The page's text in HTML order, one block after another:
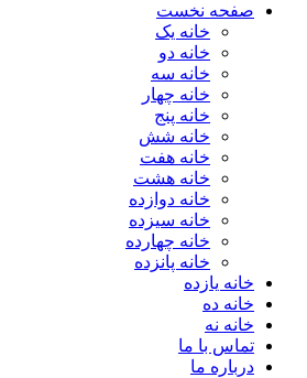
صفحه نخست
خانه یک
خانه دو
خانه سه
خانه چهار
خانه پنج
خانه شش
خانه هفت
خانه هشت
خانه دوازده
خانه سیزده
خانه چهارده
خانه پانزده
خانه یازده
خانه ده
خانه نه
تماس با ما
درباره ما